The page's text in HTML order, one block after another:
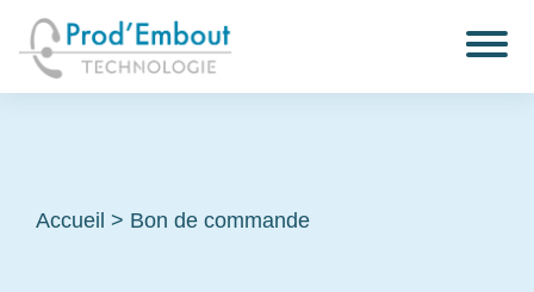
Accueil > Bon de commande